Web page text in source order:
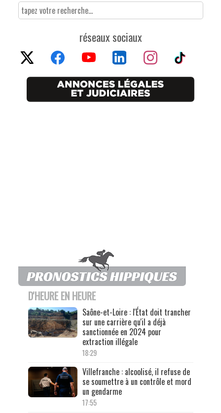
réseaux sociaux
D'HEURE EN HEURE
Saône-et-Loire : l'État doit trancher
sur une carrière qu'il a déjà
sanctionnée en 2024 pour
extraction illégale
18:29
Villefranche : alcoolisé, il refuse de
se soumettre à un contrôle et mord
un gendarme
17:55